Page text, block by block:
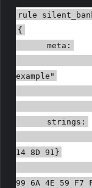
rule
{
meta:
example"
strings:
$a = {6A
14 8D 91}
$b = {8D
99 6A 4E 59 F7